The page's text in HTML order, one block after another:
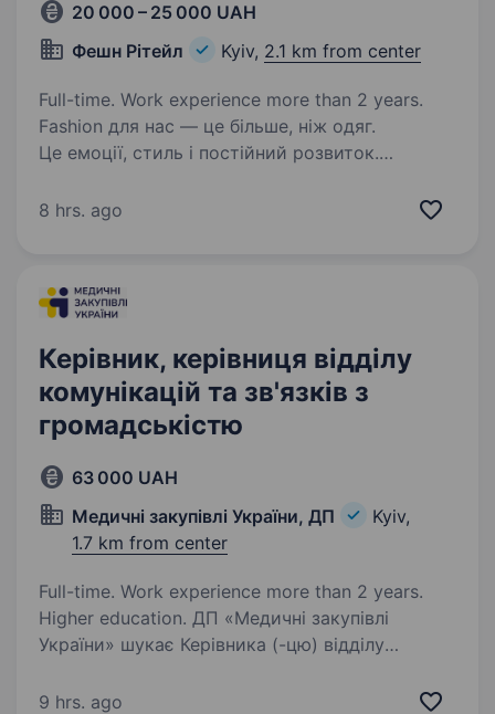
20 000 – 25 000 UAH
Фешн Рітейл
Kyiv, 2.1 km from center
Full-time. Work experience more than 2 years.
Fashion для нас — це більше, ніж одяг.
Це емоції, стиль і постійний розвиток.
напрямки та шукаємо талановитого
8 hrs. ago
Керівник, керівниця відділу
комунікацій та зв'язків з
громадськістю
63 000 UAH
Медичні закупівлі України, ДП
Kyiv,
1.7 km from center
Full-time. Work experience more than 2 years.
Higher education. ДП «Медичні закупівлі
України» шукає Керівника (-цю) відділу
Покращувати медичну систему в Україні —
9 hrs. ago